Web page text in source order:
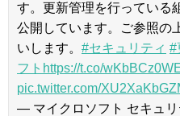
す。更新管理を行っている
公開しています。ご参照の
いします。 #セキュリティ #
フト https://t.co/
pic.twitter.com/
— マイクロソフト セキュ